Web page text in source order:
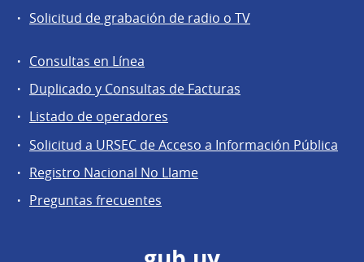
Solicitud de grabación de radio o TV
Agentes
regulados
Consultas en Línea
Duplicado y Consultas de Facturas
Listado de operadores
Solicitud a URSEC de Acceso a Información Pública
Registro Nacional No Llame
Preguntas frecuentes